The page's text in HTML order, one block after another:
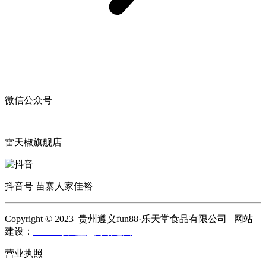
微信公众号
雷天椒旗舰店
抖音号 苗寨人家佳裕
Copyright © 2023 贵州遵义fun88·乐天堂食品有限公司 网站
建设：
营业执照